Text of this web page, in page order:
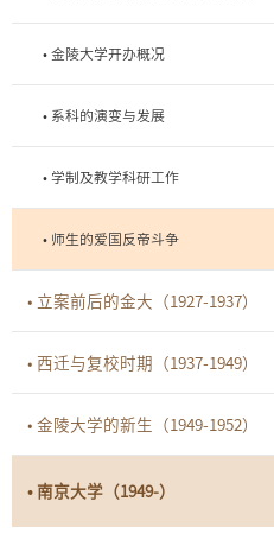
• 金陵大学开办概况
• 系科的演变与发展
• 学制及教学科研工作
• 师生的爱国反帝斗争
• 立案前后的金大（1927-1937）
• 西迁与复校时期（1937-1949）
• 金陵大学的新生（1949-1952）
• 南京大学（1949-）